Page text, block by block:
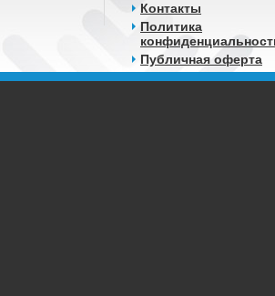
Контакты
Политика
Публичная оферта